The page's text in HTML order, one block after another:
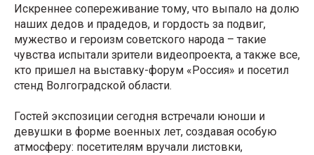
Искреннее сопереживание тому, что выпало на долю
наших дедов и прадедов, и гордость за подвиг,
мужество и героизм советского народа – такие
чувства испытали зрители видеопроекта, а также все,
кто пришел на выставку-форум «Россия» и посетил
стенд Волгоградской области.
Гостей экспозиции сегодня встречали юноши и
девушки в форме военных лет, создавая особую
атмосферу: посетителям вручали листовки,